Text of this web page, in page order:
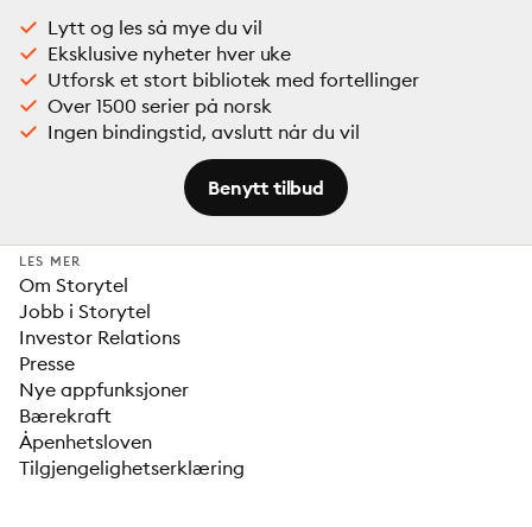
Lytt og les så mye du vil
Eksklusive nyheter hver uke
Utforsk et stort bibliotek med fortellinger
Over 1500 serier på norsk
Ingen bindingstid, avslutt når du vil
Benytt tilbud
LES MER
Om Storytel
Jobb i Storytel
Investor Relations
Presse
Nye appfunksjoner
Bærekraft
Åpenhetsloven
Tilgjengelighetserklæring